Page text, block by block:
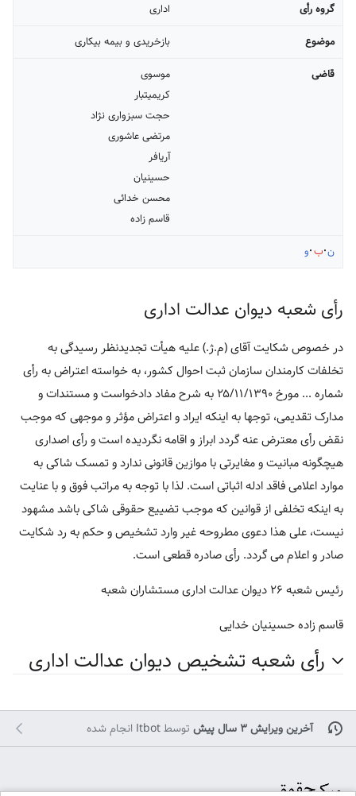
گروه رأی
اداری
موضوع
بازخریدی و بیمه بیکاری
قاضی
موسوی
کریمی‏تبار
حجت سبزواری نژاد
مرتضی عاشوری
آریافر
حسینیان
محسن خدائی
قاسم زاده
ن ب و
رأی شعبه دیوان عدالت اداری
در خصوص شکایت آقای (م.ژ.) علیه هیأت تجدیدنظر رسیدگی به
تخلفات کارمندان سازمان ثبت احوال کشور، به خواسته اعتراض به رأی
شماره ... مورخ ۲۵/۱۱/۱۳۹۰ به شرح مفاد دادخواست و مستندات و
مدارک تقدیمی، توجها به اینکه ایراد و اعتراض مؤثر و موجهی که موجب
نقض رأی معترض عنه گردد ابراز و اقامه نگردیده است و رأی اصداری
هیچگونه مبانیت و مغایرتی با موازین قانونی ندارد و تمسک شاکی به
موارد اعلامی فاقد ادله اثباتی است. لذا با توجه به مراتب فوق و با عنایت
به اینکه تخلفی از قوانین که موجب تضییع حقوقی شاکی باشد مشهود
نیست، علی هذا دعوی مطروحه غیر وارد تشخیص و حکم به رد شکایت
صادر و اعلام می گردد. رأی صادره قطعی است.
رئیس شعبه ۲۶ دیوان عدالت اداری مستشاران شعبه
قاسم زاده حسینیان خدایی
رأی شعبه تشخیص دیوان عدالت اداری
آخرین ویرایش ۳ سال پیش توسطItbot انجام شده